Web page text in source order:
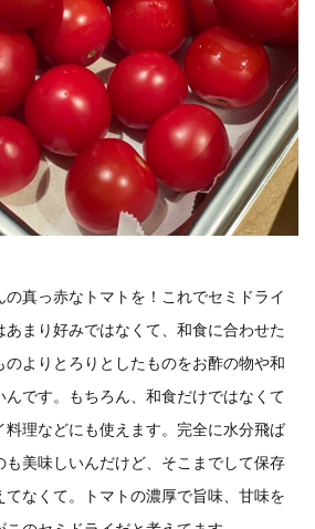
の真っ赤なトマトを！これでセミドライ
まり好みではなくて、和食に合わせた
よりとろりとしたものをお酢の物や和
んです。もちろん、和食だけではなくて
理などにも使えます。完全に水分飛ば
も美味しいんだけど、そこまでして保存
てなくて。トマトの濃厚で旨味、甘味を